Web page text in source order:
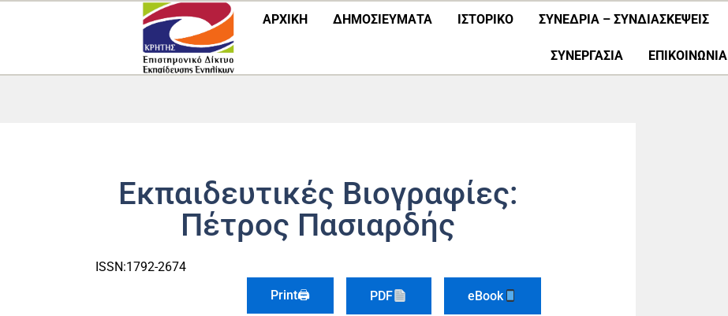
ΑΡΧΙΚΗ ΔΗΜΟΣΙΕΎΜΑΤΑ ΙΣΤΟΡΙΚΟ ΣΥΝΕΔΡΙΑ – ΣΥΝΔΙΑΣΚΕΨΕΙΣ
ΣΥΝΕΡΓΑΣΊΑ ΕΠΙΚΟΙΝΩΝΙΑ
Εκπαιδευτικές Βιογραφίες:
Πέτρος Πασιαρδής
ISSN:1792-2674
Print🖨
PDF
eBook